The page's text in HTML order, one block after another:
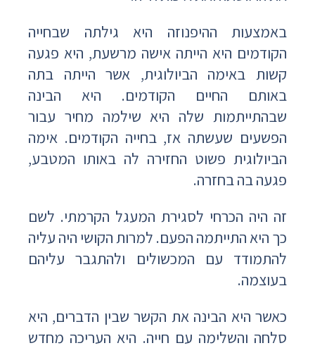
באמצעות ההיפנוזה היא גילתה שבחייה
הקודמים היא הייתה אישה מרשעת, היא פגעה
קשות באימה הביולוגית, אשר הייתה בתה
באותם החיים הקודמים. היא הבינה
שבהתייתמות שלה היא שילמה מחיר עבור
הפשעים שעשתה אז, בחייה הקודמים. אימה
הביולוגית פשוט החזירה לה באותו המטבע,
פגעה בה בחזרה.
זה היה הכרחי לסגירת המעגל הקרמתי. לשם
כך היא התייתמה הפעם. למרות הקושי היה עליה
להתמודד עם המכשולים ולהתגבר עליהם
בעוצמה.
כאשר היא הבינה את הקשר שבין הדברים, היא
סלחה והשלימה עם חייה. היא העריכה מחדש